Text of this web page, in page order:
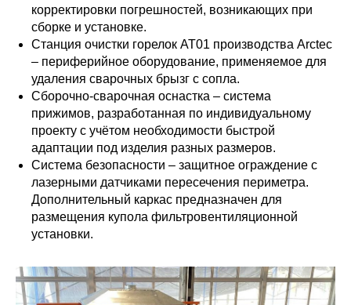
корректировки погрешностей, возникающих при
сборке и установке.
Станция очистки горелок AT01 производства Arctec
– периферийное оборудование, применяемое для
удаления сварочных брызг с сопла.
Сборочно-сварочная оснастка – система
прижимов, разработанная по индивидуальному
проекту с учётом необходимости быстрой
адаптации под изделия разных размеров.
Система безопасности – защитное ограждение с
лазерными датчиками пересечения периметра.
Дополнительный каркас предназначен для
размещения купола фильтровентиляционной
установки.